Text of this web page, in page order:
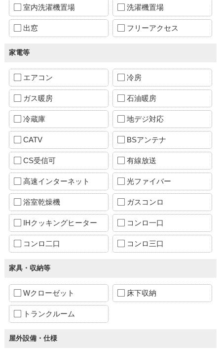
室内洗濯機置場 洗濯機置場
出窓 フリーアクセス
家電等
エアコン 冷房
ガス暖房 石油暖房
冷蔵庫 地デジ対応
CATV BSアンテナ
CS受信可 有線放送
高速インターネット 光ファイバー
浴室乾燥機 ガスコンロ
IHクッキングヒーター コンロ一口
コンロ二口 コンロ三口
家具・収納等
Wクローゼット 床下収納
トランクルーム
屋外設備・仕様